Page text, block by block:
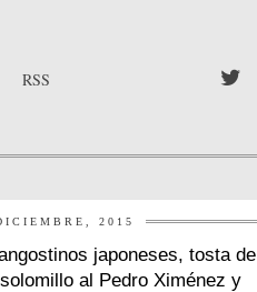
RSS
2015
japoneses, tosta de
al Pedro Ximénez y